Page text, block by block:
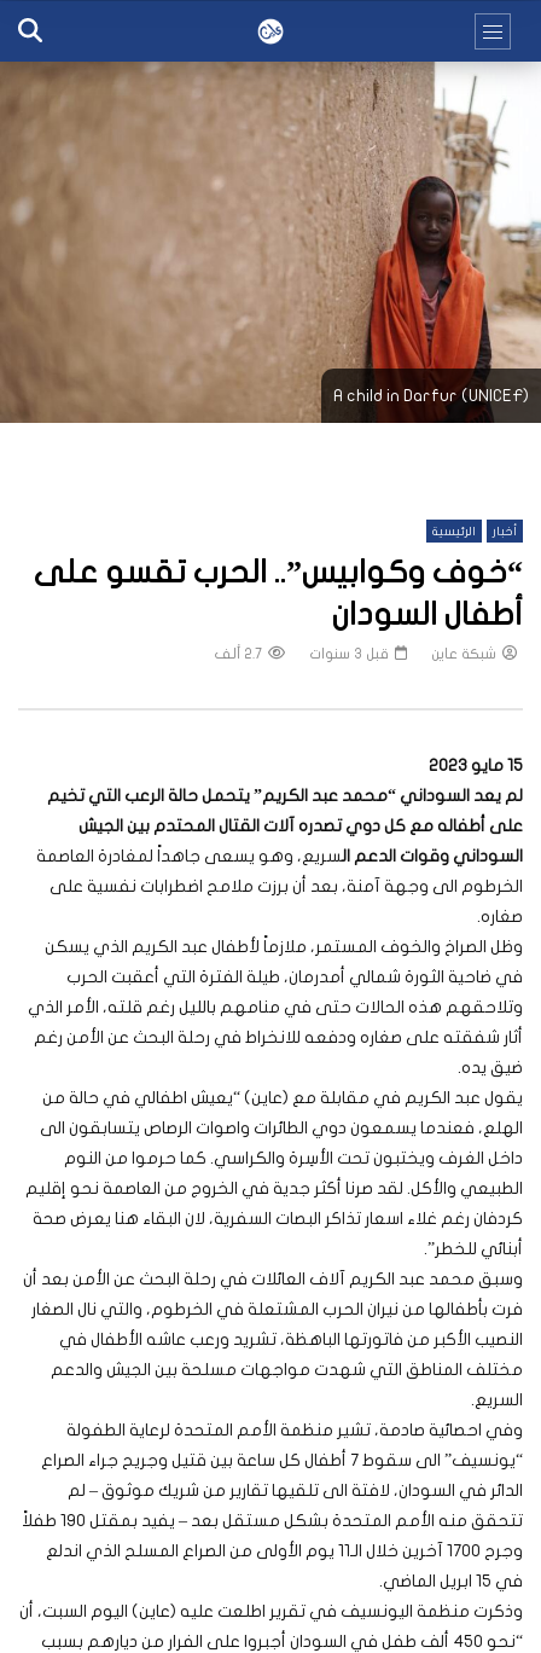
A child in Darfur (UNICEF)
أخبار الرئيسية
“خوف وكوابيس”.. الحرب تقسو على
أطفال السودان
شبكة عاين قبل 3 سنوات 2.7 ألف
15 مايو 202‪3
لم يعد السوداني “محمد عبد الكريم” يتحمل حالة الرعب التي تخيم
على أطفاله مع كل دوي تصدره آلات القتال المحتدم بين الجيش
السوداني وقوات الدعم السريع، وهو يسعى جاهداً لمغادرة العاصمة
الخرطوم الى وجهة آمنة، بعد أن برزت ملامح اضطرابات نفسية على
صغاره.
وظل الصراخ والخوف المستمر، ملازماً لأطفال عبد الكريم الذي يسكن
في ضاحية الثورة شمالي أمدرمان، طيلة الفترة التي أعقبت الحرب
وتلاحقهم هذه الحالات حتى في منامهم بالليل رغم قلته، الأمر الذي
أثار شفقته على صغاره ودفعه للانخراط في رحلة البحث عن الأمن رغم
ضيق يده.
يقول عبد الكريم في مقابلة مع (عاين) “يعيش اطفالي في حالة من
الهلع، فعندما يسمعون دوي الطائرات واصوات الرصاص يتسابقون الى
داخل الغرف ويختبون تحت الأسِرة والكراسي. كما حرموا من النوم
الطبيعي والأكل. لقد صرنا أكثر جدية في الخروج من العاصمة نحو إقليم
كردفان رغم غلاء اسعار تذاكر البصات السفرية، لان البقاء هنا يعرض صحة
أبنائي للخطر”.
وسبق محمد عبد الكريم آلاف العائلات في رحلة البحث عن الأمن بعد أن
فرت بأطفالها من نيران الحرب المشتعلة في الخرطوم، والتي نال الصغار
النصيب الأكبر من فاتورتها الباهظة، تشريد ورعب عاشه الأطفال في
مختلف المناطق التي شهدت مواجهات مسلحة بين الجيش والدعم
السريع.
وفي احصائية صادمة، تشير منظمة الأمم المتحدة لرعاية الطفولة
“يونسيف” الى سقوط 7 أطفال كل ساعة بين قتيل وجريح جراء الصراع
الدائر في السودان، لافتة الى تلقيها تقارير من شريك موثوق – لم
تتحقق منه الأمم المتحدة بشكل مستقل بعد – يفيد بمقتل 190 طفلاً
وجرح 1700 آخرين خلال الـ11 يوم الأولى من الصراع المسلح الذي اندلع
في 15 ابريل الماضي.
وذكرت منظمة اليونسيف في تقرير اطلعت عليه (عاين) اليوم السبت، أن
“نحو 450 ألف طفل في السودان أجبروا على الفرار من ديارهم بسبب